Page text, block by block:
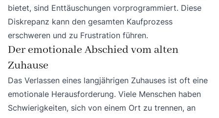
bietet, sind Enttäuschungen vorprogrammiert. Diese
Diskrepanz kann den gesamten Kaufprozess
erschweren und zu Frustration führen.
Der emotionale Abschied vom alten
Zuhause
Das Verlassen eines langjährigen Zuhauses ist oft eine
emotionale Herausforderung. Viele Menschen haben
Schwierigkeiten, sich von einem Ort zu trennen, an